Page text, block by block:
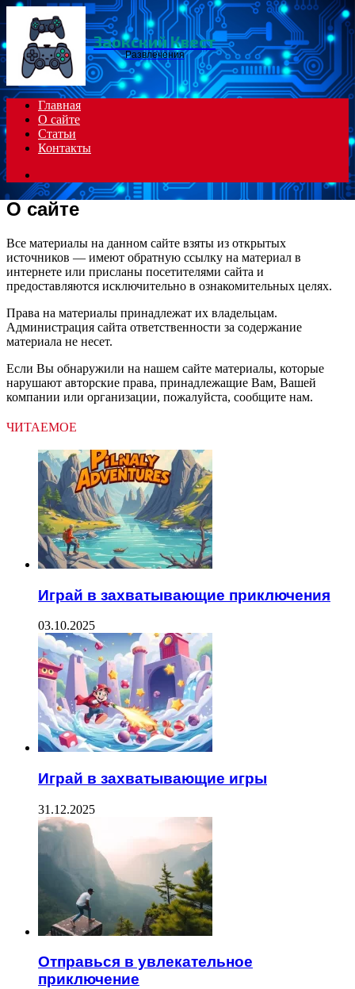
Menu
Заокский Квест
Развлечения
Главная
О сайте
Статьи
Контакты
for
О сайте
Все материалы на данном сайте взяты из открытых
источников — имеют обратную ссылку на материал в
интернете или присланы посетителями сайта и
предоставляются исключительно в ознакомительных целях.
Права на материалы принадлежат их владельцам.
Администрация сайта ответственности за содержание
материала не несет.
Если Вы обнаружили на нашем сайте материалы, которые
нарушают авторские права, принадлежащие Вам, Вашей
компании или организации, пожалуйста, сообщите нам.
ЧИТАЕМОЕ
Играй в захватывающие приключения
03.10.2025
Играй в захватывающие игры
31.12.2025
Отправься в увлекательное
приключение